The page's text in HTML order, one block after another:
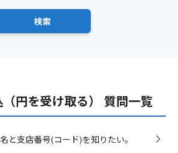
円を受け取る） 質問一覧
と支店番号(コード)を知りたい。